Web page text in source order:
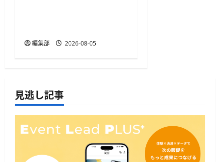
編集部 2026-08-05
見逃し記事